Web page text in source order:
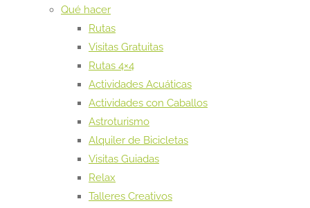
Qué hacer
Rutas
Visitas Gratuitas
Rutas 4×4
Actividades Acuáticas
Actividades con Caballos
Astroturismo
Alquiler de Bicicletas
Visitas Guiadas
Relax
Talleres Creativos